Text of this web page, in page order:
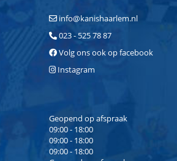
info@kanishaarlem.nl
023 - 525 78 87
Volg ons ook op facebook
Instagram
Geopend op afspraak
09:00 - 18:00
09:00 - 18:00
09:00 - 18:00